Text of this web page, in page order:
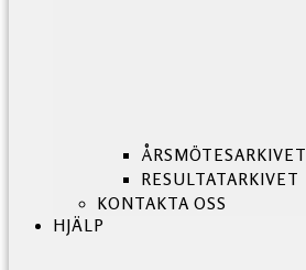
ÅRSMÖTESARKIVET
RESULTATARKIVET
KONTAKTA OSS
HJÄLP